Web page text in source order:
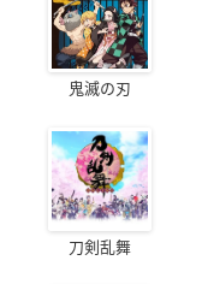
鬼滅の刃
刀剣乱舞